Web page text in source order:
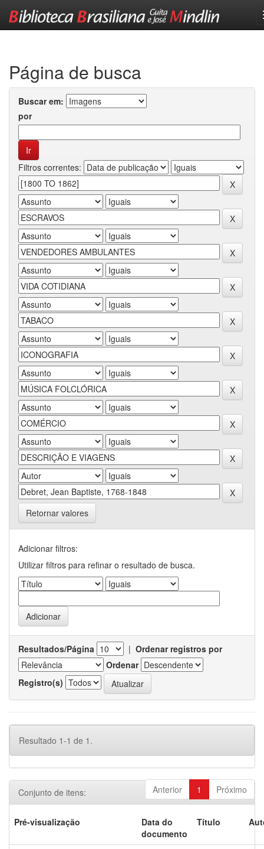
Página de busca
Buscar em:
por
Filtros correntes:
Retornar valores
Adicionar filtros:
Utilizar filtros para refinar o resultado de busca.
Resultados/Página | Ordenar registros por
Ordenar
Registro(s)
Resultado 1-1 de 1.
Anterior 1 Próximo
Conjunto de itens:
Pré-visualização
Data do
documento
Título